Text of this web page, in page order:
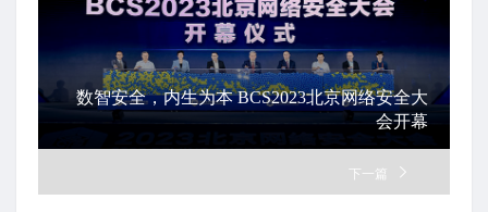
数智安全，内生为本 BCS2023北京网络安全大
会开幕
下一篇